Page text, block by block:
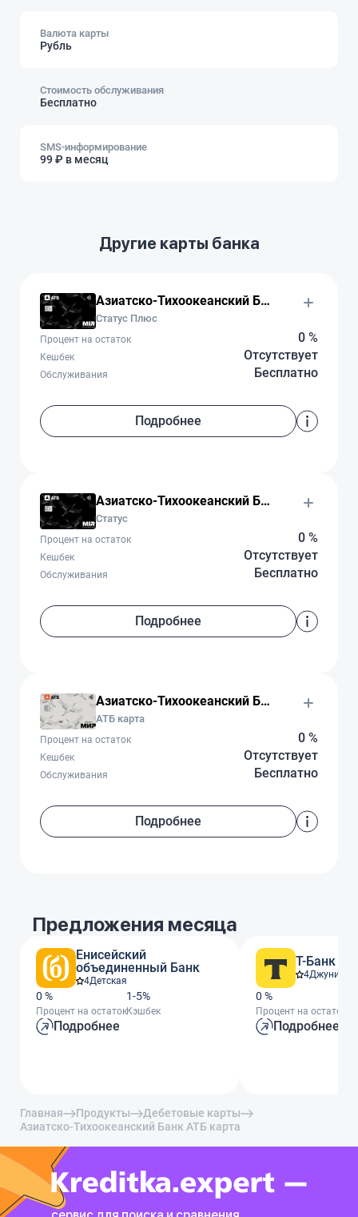
Валюта карты
Рубль
Стоимость обслуживания
Бесплатно
SMS-информирование
99 ₽ в месяц
Другие карты банка
Азиатско-Тихоокеанский Банк
Статус Плюс
0 %
Процент на остаток
Отсутствует
Кешбек
Бесплатно
Обслуживания
Подробнее
Азиатско-Тихоокеанский Банк
Статус
0 %
Процент на остаток
Отсутствует
Кешбек
Бесплатно
Обслуживания
Подробнее
Азиатско-Тихоокеанский Банк
АТБ карта
0 %
Процент на остаток
Отсутствует
Кешбек
Бесплатно
Обслуживания
Подробнее
Предложения месяца
Енисейский
объединенный Банк
4Детская
0 %
Процент на остаток
1-5%
Кэшбек
Подробнее
Т-Банк
4Джуниор
0 %
Процент на остаток
Подробнее
Главная Продукты
Дебетовые карты
Азиатско-Тихоокеанский Банк АТБ карта